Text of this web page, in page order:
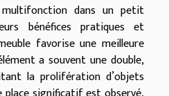
dans un petit
bénéfices pratiques et
favorise une meilleure
a souvent une double,
la prolifération d’objets